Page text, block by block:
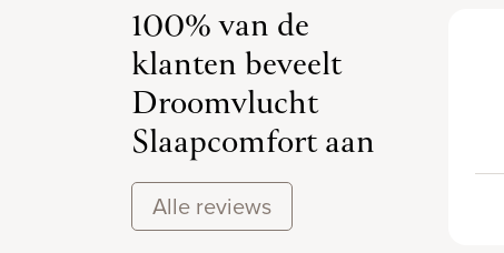
100% van de
klanten beveelt
Droomvlucht
Slaapcomfort aan
Alle reviews